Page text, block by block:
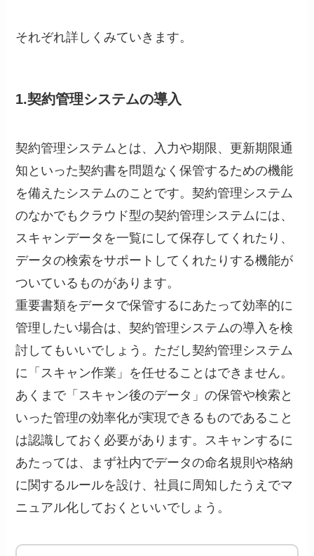
それぞれ詳しくみていきます。
1.契約管理システムの導入
契約管理システムとは、入力や期限、更新期限通
知といった契約書を問題なく保管するための機能
を備えたシステムのことです。契約管理システム
のなかでもクラウド型の契約管理システムには、
スキャンデータを一覧にして保存してくれたり、
データの検索をサポートしてくれたりする機能が
ついているものがあります。
重要書類をデータで保管するにあたって効率的に
管理したい場合は、契約管理システムの導入を検
討してもいいでしょう。ただし契約管理システム
に「スキャン作業」を任せることはできません。
あくまで「スキャン後のデータ」の保管や検索と
いった管理の効率化が実現できるものであること
は認識しておく必要があります。スキャンするに
あたっては、まず社内でデータの命名規則や格納
に関するルールを設け、社員に周知したうえでマ
ニュアル化しておくといいでしょう。